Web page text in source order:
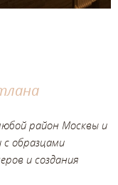
район Москвы и
с образцами
и создания